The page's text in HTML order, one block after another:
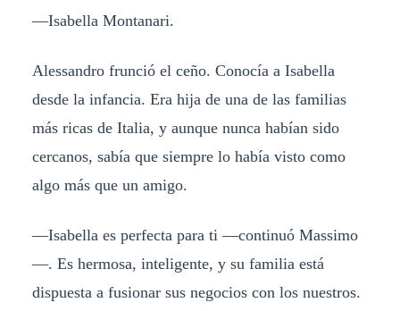
—Isabella Montanari.
Alessandro frunció el ceño. Conocía a Isabella
desde la infancia. Era hija de una de las familias
más ricas de Italia, y aunque nunca habían sido
cercanos, sabía que siempre lo había visto como
algo más que un amigo.
—Isabella es perfecta para ti —continuó Massimo
—. Es hermosa, inteligente, y su familia está
dispuesta a fusionar sus negocios con los nuestros.